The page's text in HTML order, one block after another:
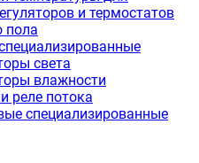
и термостатов
пола
света
влажности
реле потока
специализированные